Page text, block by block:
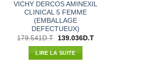
VICHY DERCOS AMINEXIL
CLINICAL 5 FEMME
(EMBALLAGE
DEFECTUEUX)
179.541D.T
Le
initial
était :
139.036D.TLe
LIRE LA SUITE